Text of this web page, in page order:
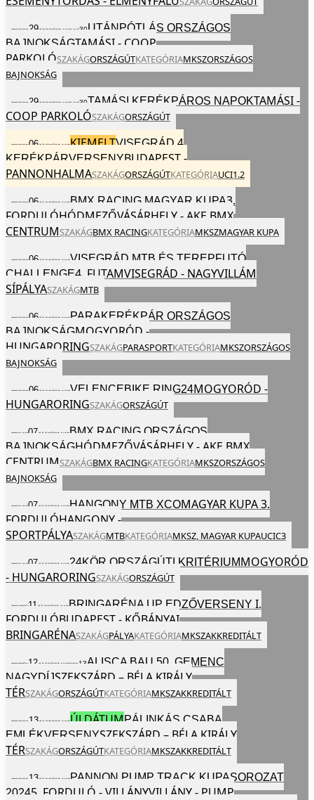
2024SZO 29JÚNEGÉSZ NAPVAS30UTÁNPÓTLÁS ORSZÁGOS
BAJNOKSÁGTAMÁSI - COOP
PARKOLÓSZAKÁGORSZÁGÚTKATEGÓRIAMKSZORSZÁGOS
BAJNOKSÁG
2024SZO 29JÚNEGÉSZ NAPVAS30TAMÁSI KERÉKPÁROS NAPOKTAMÁSI -
COOP PARKOLÓSZAKÁGORSZÁGÚT
2024SZO06JÚL EGÉSZ NAPKIEMELTVISEGRÁD 4
KERÉKPÁRVERSENYBUDAPEST -
PANNONHALMASZAKÁGORSZÁGÚTKATEGÓRIAUCI1.2
2024SZO06JÚL EGÉSZ NAPBMX RACING MAGYAR KUPA3.
FORDULÓHÓDMEZŐVÁSÁRHELY - AKE BMX
CENTRUMSZAKÁGBMX RACINGKATEGÓRIAMKSZMAGYAR KUPA
2024SZO06JÚL EGÉSZ NAPVISEGRÁD MTB ÉS TEREPFUTÓ
CHALLENGE4. FUTAMVISEGRÁD - NAGYVILLÁM
SÍPÁLYASZAKÁGMTB
2024SZO06JÚL EGÉSZ NAPPARAKERÉKPÁR ORSZÁGOS
BAJNOKSÁGMOGYORÓD -
HUNGARORINGSZAKÁGPARASPORTKATEGÓRIAMKSZORSZÁGOS
BAJNOKSÁG
2024SZO06JÚL EGÉSZ NAPVELENCEBIKE RING24MOGYORÓD -
HUNGARORINGSZAKÁGORSZÁGÚT
2024VAS07JÚL EGÉSZ NAPBMX RACING ORSZÁGOS
BAJNOKSÁGHÓDMEZŐVÁSÁRHELY - AKE BMX
CENTRUMSZAKÁGBMX RACINGKATEGÓRIAMKSZORSZÁGOS
BAJNOKSÁG
2024VAS07JÚL EGÉSZ NAPHANGONY MTB XCOMAGYAR KUPA 3.
FORDULÓHANGONY -
SPORTPÁLYASZAKÁGMTBKATEGÓRIAMKSZ, MAGYAR KUPAUCIC3
2024VAS07JÚL EGÉSZ NAP24KÖR ORSZÁGÚTI KRITÉRIUMMOGYORÓD
- HUNGARORINGSZAKÁGORSZÁGÚT
2024CSÜ11 JÚL EGÉSZ NAPBRINGARÉNA UP EDZŐVERSENY I.
FORDULÓBUDAPEST - KŐBÁNYAI
BRINGARÉNASZAKÁGPÁLYAKATEGÓRIAMKSZAKKREDITÁLT
2024PÉN12JÚL EGÉSZ NAPSZO 13ALISCA BAU 50. GEMENC
NAGYDÍJSZEKSZÁRD – BÉLA KIRÁLY
TÉRSZAKÁGORSZÁGÚTKATEGÓRIAMKSZAKKREDITÁLT
2024SZO 13JÚL EGÉSZ NAPÚJ DÁTUMPÁLINKÁS CSABA
EMLÉKVERSENYSZEKSZÁRD – BÉLA KIRÁLY
TÉRSZAKÁGORSZÁGÚTKATEGÓRIAMKSZAKKREDITÁLT
2024SZO 13JÚL EGÉSZ NAPPANNON PUMP TRACK KUPASOROZAT
20245. FORDULÓ - VILLÁNYVILLÁNY - PUMP